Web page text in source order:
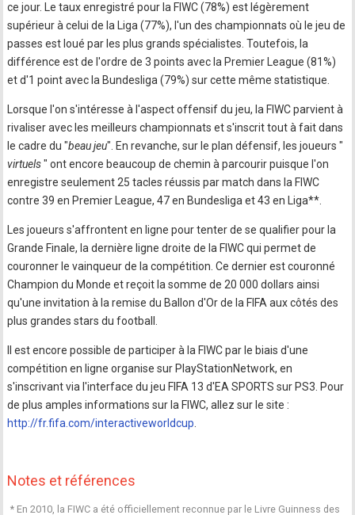
ce jour. Le taux enregistré pour la FIWC (78%) est légèrement
supérieur à celui de la Liga (77%), l'un des championnats où le jeu de
passes est loué par les plus grands spécialistes. Toutefois, la
différence est de l'ordre de 3 points avec la Premier League (81%)
et d'1 point avec la Bundesliga (79%) sur cette même statistique.
Lorsque l'on s'intéresse à l'aspect offensif du jeu, la FIWC parvient à
rivaliser avec les meilleurs championnats et s'inscrit tout à fait dans
le cadre du "beau jeu". En revanche, sur le plan défensif, les joueurs "
virtuels" ont encore beaucoup de chemin à parcourir puisque l'on
enregistre seulement 25 tacles réussis par match dans la FIWC
contre 39 en Premier League, 47 en Bundesliga et 43 en Liga**.
Les joueurs s'affrontent en ligne pour tenter de se qualifier pour la
Grande Finale, la dernière ligne droite de la FIWC qui permet de
couronner le vainqueur de la compétition. Ce dernier est couronné
Champion du Monde et reçoit la somme de 20 000 dollars ainsi
qu'une invitation à la remise du Ballon d'Or de la FIFA aux côtés des
plus grandes stars du football.
Il est encore possible de participer à la FIWC par le biais d'une
compétition en ligne organise sur PlayStationNetwork, en
s'inscrivant via l'interface du jeu FIFA 13 d'EA SPORTS sur PS3. Pour
de plus amples informations sur la FIWC, allez sur le site :
http://fr.fifa.com/interactiveworldcup
Notes et références
* En 2010, la FIWC a été officiellement reconnue par le Livre Guinness des